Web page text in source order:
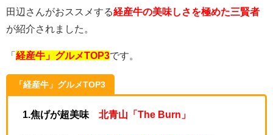
田辺さんがおススメする経産牛の美味しさを極めた三賢者
が紹介されました。
「 経産牛」グルメTOP3です。
「経産牛」グルメTOP3
1.焦げが超美味 北青山「The Burn」